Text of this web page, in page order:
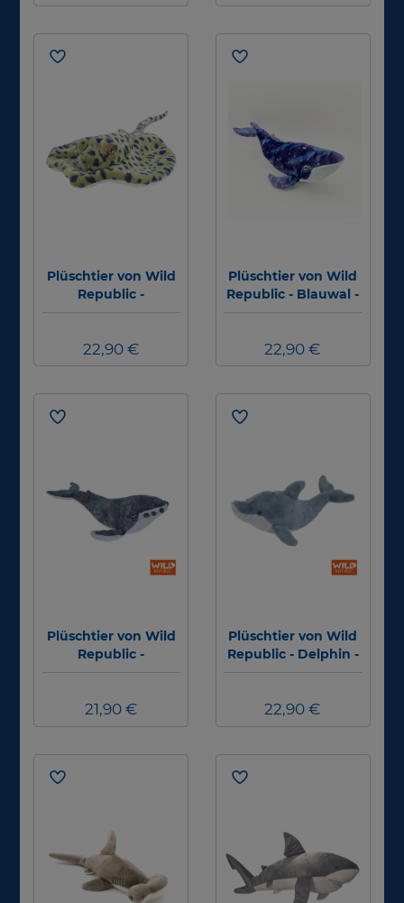
Plüschtier von Wild
Republic -
Blaupunktrochen -
22,90 €
Plüschtier von Wild
Republic - Blauwal -
30cm
22,90 €
Plüschtier von Wild
Republic -
Buckelwal - 30cm
21,90 €
Plüschtier von Wild
Republic - Delphin -
30 cm
22,90 €